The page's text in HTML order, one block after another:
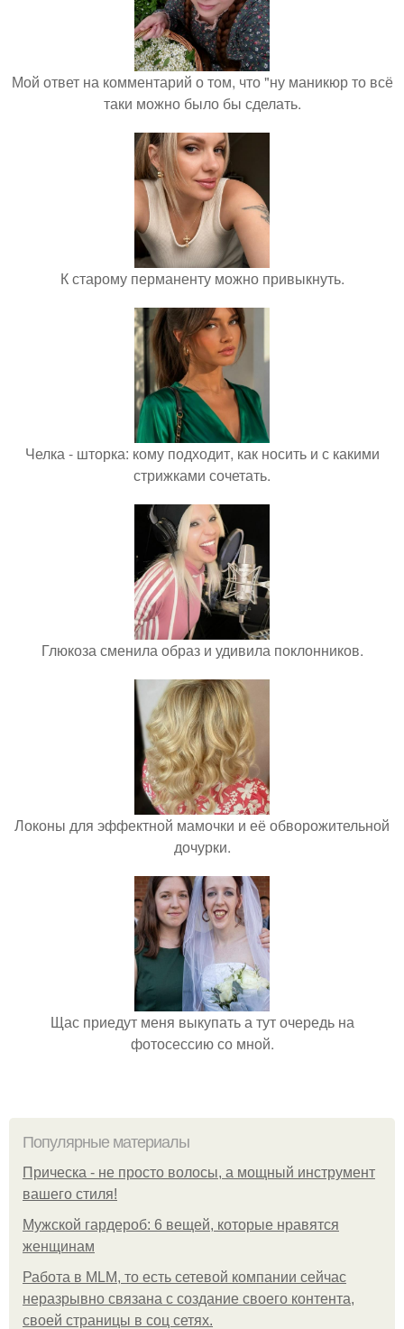
Мой ответ на комментарий о том, что "ну маникюр то всё
таки можно было бы сделать.
К старому перманенту можно привыкнуть.
Челка - шторка: кому подходит, как носить и с какими
стрижками сочетать.
Глюкоза сменила образ и удивила поклонников.
Локоны для эффектной мамочки и её обворожительной
дочурки.
Щас приедут меня выкупать а тут очередь на
фотосессию со мной.
Популярные материалы
Прическа - не просто волосы, а мощный инструмент
вашего стиля!
Мужской гардероб: 6 вещей, которые нравятся
женщинам
Работа в MLM, то есть сетевой компании сейчас
неразрывно связана с создание своего контента,
своей страницы в соц сетях.